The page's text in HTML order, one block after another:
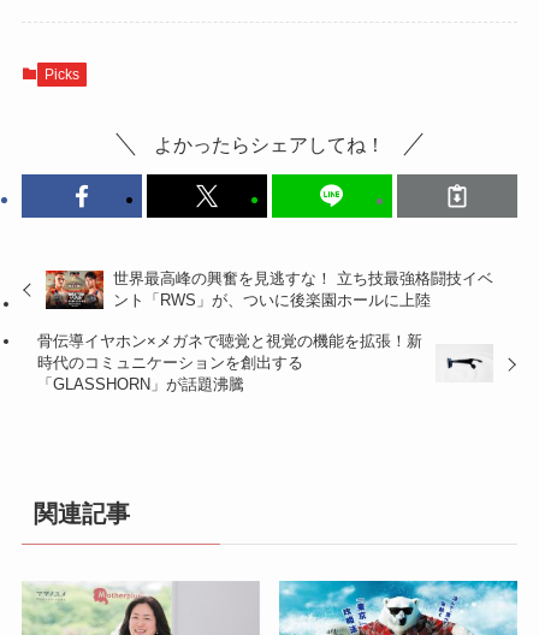
Picks
よかったらシェアしてね！
世界最高峰の興奮を見逃すな！ 立ち技最強格闘技イベ
ント「RWS」が、ついに後楽園ホールに上陸
骨伝導イヤホン×メガネで聴覚と視覚の機能を拡張！新
時代のコミュニケーションを創出する
「GLASSHORN」が話題沸騰
関連記事